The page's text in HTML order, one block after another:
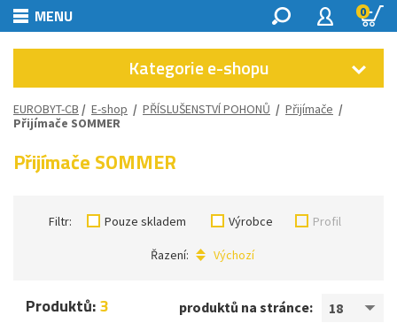
MENU 0
Kategorie e-shopu
EUROBYT-CB / E-shop / PŘÍSLUŠENSTVÍ POHONŮ / Přijímače /
Přijímače SOMMER
Přijímače SOMMER
Filtr: Pouze skladem Výrobce Profil
Řazení: Výchozí
produktů na stránce: 18
Produktů:3